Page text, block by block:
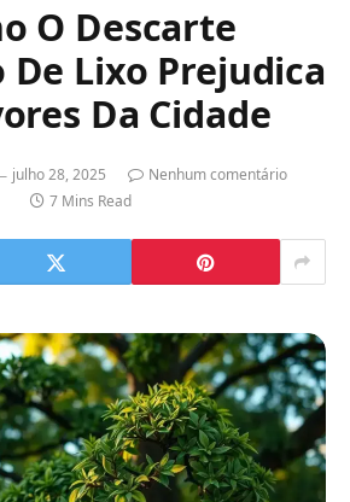
O Descarte
Lixo Prejudica
Da Cidade
julho 28, 2025
Nenhum comentário
7 Mins Read